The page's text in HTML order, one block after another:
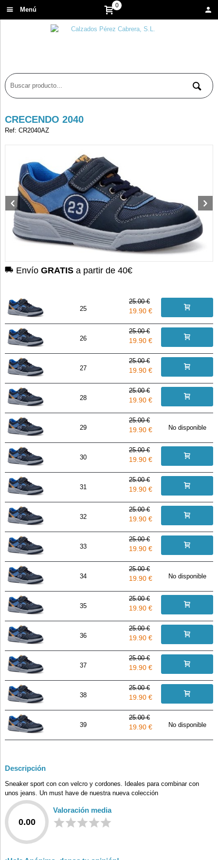
0
CRECENDO 2040
Ref: CR2040AZ
Envío GRATIS a partir de 40€
25
25.00 €
19.90 €
26
25.00 €
19.90 €
27
25.00 €
19.90 €
28
25.00 €
19.90 €
29
25.00 €
19.90 € No disponible
30
25.00 €
19.90 €
31
25.00 €
19.90 €
32
25.00 €
19.90 €
33
25.00 €
19.90 €
34
25.00 €
19.90 € No disponible
35
25.00 €
19.90 €
36
25.00 €
19.90 €
37
25.00 €
19.90 €
38
25.00 €
19.90 €
39
25.00 €
19.90 € No disponible
Descripción
Sneaker sport con con velcro y cordones. Ideales para combinar con
unos jeans. Un must have de nuestra nueva colección
0.00
Valoración media
Menú